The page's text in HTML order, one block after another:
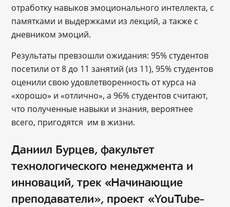
отработку навыков эмоционального интеллекта, с
памятками и выдержками из лекций, а также с
дневником эмоций.
Результаты превзошли ожидания: 95% студентов
посетили от 8 до 11 занятий (из 11), 95% студентов
оценили свою удовлетворенность от курса на
«хорошо» и «отлично», а 96% студентов считают,
что полученные навыки и знания, вероятнее
всего, пригодятся им в жизни.
Даниил Бурцев, факультет
технологического менеджмента и
инноваций, трек «Начинающие
преподаватели», проект «YouTube-